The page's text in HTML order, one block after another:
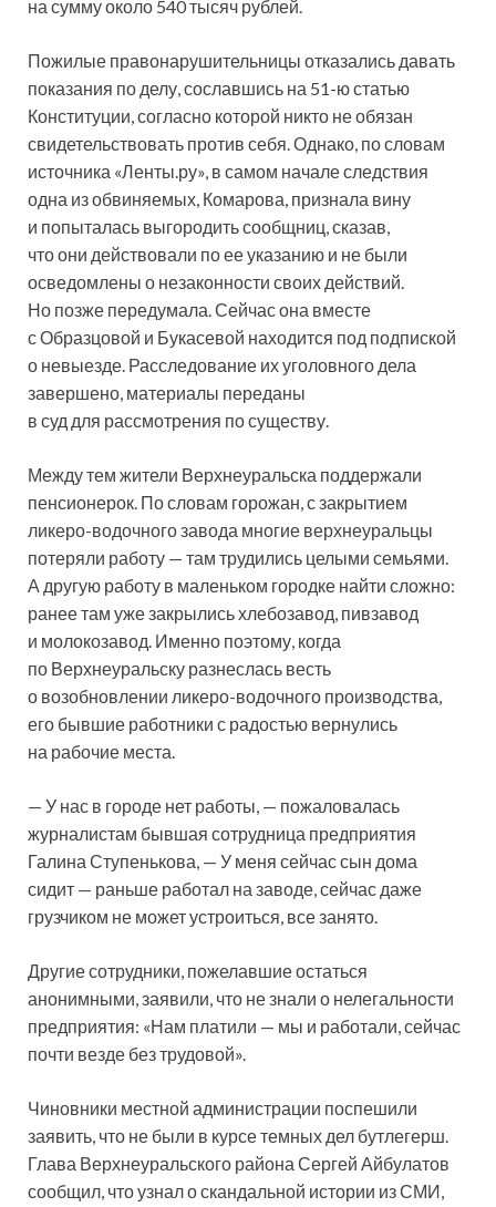
на сумму около 540 тысяч рублей.
Пожилые правонарушительницы отказались давать
показания по делу, сославшись на 51-ю статью
Конституции, согласно которой никто не обязан
свидетельствовать против себя. Однако, по словам
источника «Ленты.ру», в самом начале следствия
одна из обвиняемых, Комарова, признала вину
и попыталась выгородить сообщниц, сказав,
что они действовали по ее указанию и не были
осведомлены о незаконности своих действий.
Но позже передумала. Сейчас она вместе
с Образцовой и Букасевой находится под подпиской
о невыезде. Расследование их уголовного дела
завершено, материалы переданы
в суд для рассмотрения по существу.
Между тем жители Верхнеуральска поддержали
пенсионерок. По словам горожан, с закрытием
ликеро-водочного завода многие верхнеуральцы
потеряли работу — там трудились целыми семьями.
А другую работу в маленьком городке найти сложно:
ранее там уже закрылись хлебозавод, пивзавод
и молокозавод. Именно поэтому, когда
по Верхнеуральску разнеслась весть
о возобновлении ликеро-водочного производства,
его бывшие работники с радостью вернулись
на рабочие места.
— У нас в городе нет работы, — пожаловалась
журналистам бывшая сотрудница предприятия
Галина Ступенькова, — У меня сейчас сын дома
сидит — раньше работал на заводе, сейчас даже
грузчиком не может устроиться, все занято.
Другие сотрудники, пожелавшие остаться
анонимными, заявили, что не знали о нелегальности
предприятия: «Нам платили — мы и работали, сейчас
почти везде без трудовой».
Чиновники местной администрации поспешили
заявить, что не были в курсе темных дел бутлегерш.
Глава Верхнеуральского района Сергей Айбулатов
сообщил, что узнал о скандальной истории из СМИ,